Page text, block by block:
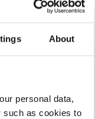
About
personal data,
such as cookies to